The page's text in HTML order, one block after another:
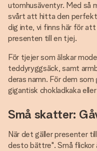
utomhusäventyr. Med så
svårt att hitta den
dig inte, vi finns här för
presenten till en tjej.
För tjejer som älskar
teddyryggsäck, samt
deras namn. För dem
gigantisk chokladkaka
Små skatter:
När det gäller presenter
desto bättre". Små flickor